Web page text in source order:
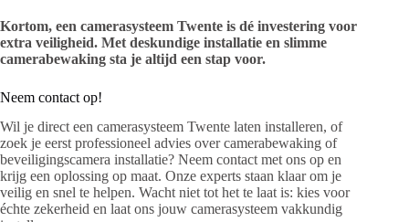
Kortom, een camerasysteem Twente is dé investering voor
extra veiligheid. Met deskundige installatie en slimme
camerabewaking sta je altijd een stap voor.
Neem contact op!
Wil je direct een camerasysteem Twente laten installeren, of
zoek je eerst professioneel advies over camerabewaking of
beveiligingscamera installatie? Neem contact met ons op en
krijg een oplossing op maat. Onze experts staan klaar om je
veilig en snel te helpen. Wacht niet tot het te laat is: kies voor
échte zekerheid en laat ons jouw camerasysteem vakkundig